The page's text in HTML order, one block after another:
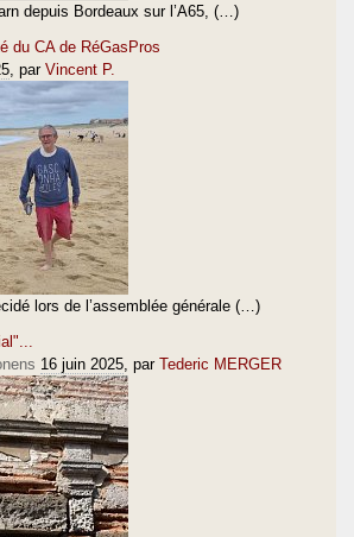
depuis Bordeaux sur l’A65, (…)
du CA de RéGasPros
, par Vincent P.
lors de l’assemblée générale (…)
16 juin 2025 , par Tederic MERGER